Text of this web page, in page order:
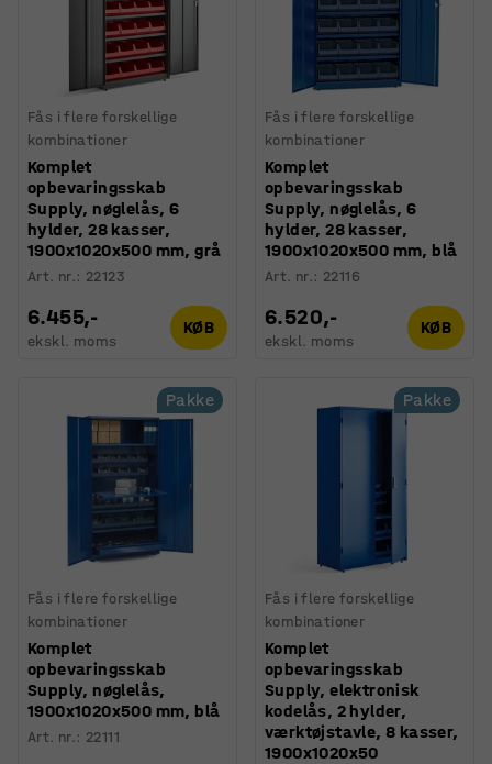
Fås i flere forskellige
kombinationer
Komplet
opbevaringsskab
Supply, nøglelås, 6
hylder, 28 kasser,
1900x1020x500 mm, grå
Art. nr.: 22123
6.455,-
ekskl. moms
KØB
Fås i flere forskellige
kombinationer
Komplet
opbevaringsskab
Supply, nøglelås, 6
hylder, 28 kasser,
1900x1020x500 mm, blå
Art. nr.: 22116
6.520,-
ekskl. moms
KØB
Pakke
Fås i flere forskellige
kombinationer
Komplet
opbevaringsskab
Supply, nøglelås,
1900x1020x500 mm, blå
Art. nr.: 22111
Pakke
Fås i flere forskellige
kombinationer
Komplet
opbevaringsskab
Supply, elektronisk
kodelås, 2 hylder,
værktøjstavle, 8 kasser,
1900x1020x50